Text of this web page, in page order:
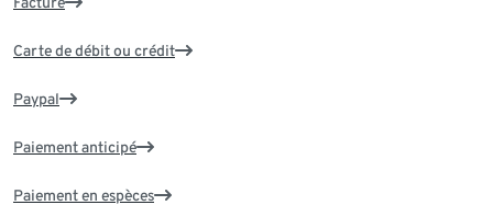
Carte de débit ou crédit
Paypal
Paiement anticipé
Paiement en espèces